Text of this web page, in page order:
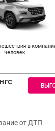
в
человек
от ДТП